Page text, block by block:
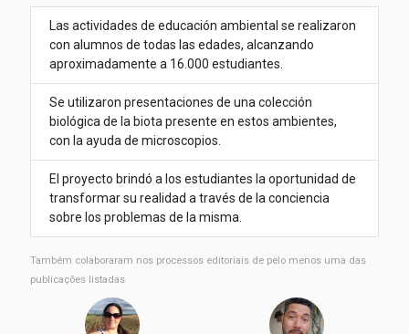
Las actividades de educación ambiental se realizaron
con alumnos de todas las edades, alcanzando
aproximadamente a 16.000 estudiantes.
Se utilizaron presentaciones de una colección
biológica de la biota presente en estos ambientes,
con la ayuda de microscopios.
El proyecto brindó a los estudiantes la oportunidad de
transformar su realidad a través de la conciencia
sobre los problemas de la misma.
Também colaboraram nos processos editoriais de pelo menos uma das
publicações listadas